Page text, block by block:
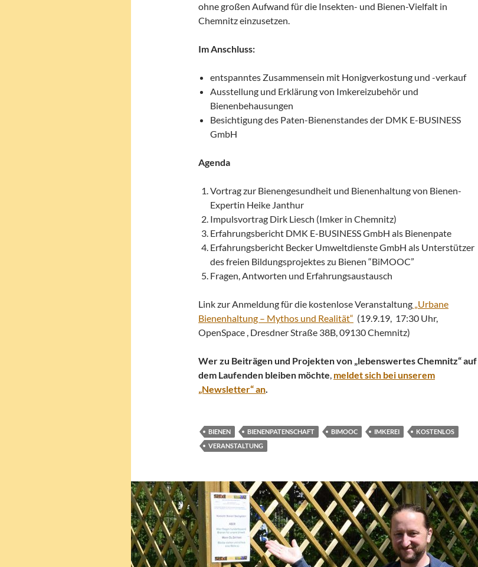
ohne großen Aufwand für die Insekten- und Bienen-Vielfalt in
Chemnitz einzusetzen.
Im Anschluss:
entspanntes Zusammensein mit Honigverkostung und -verkauf
Ausstellung und Erklärung von Imkereizubehör und
Bienenbehausungen
Besichtigung des Paten-Bienenstandes der DMK E-BUSINESS
GmbH
Agenda
Vortrag zur Bienengesundheit und Bienenhaltung von Bienen-
Expertin Heike Janthur
Impulsvortrag Dirk Liesch (Imker in Chemnitz)
Erfahrungsbericht DMK E-BUSINESS GmbH als Bienenpate
Erfahrungsbericht Becker Umweltdienste GmbH als Unterstützer
des freien Bildungsprojektes zu Bienen “BiMOOC”
Fragen, Antworten und Erfahrungsaustausch
Link zur Anmeldung für die kostenlose Veranstaltung „Urbane
Bienenhaltung – Mythos und Realität“ (19.9.19, 17:30 Uhr,
OpenSpace , Dresdner Straße 38B, 09130 Chemnitz)
Wer zu Beiträgen und Projekten von „lebenswertes Chemnitz“ auf
dem Laufenden bleiben möchte, meldet sich bei unserem
„Newsletter“ an.
BIENEN BIENENPATENSCHAFT BIMOOC IMKEREI
KOSTENLOS
VERANSTALTUNG